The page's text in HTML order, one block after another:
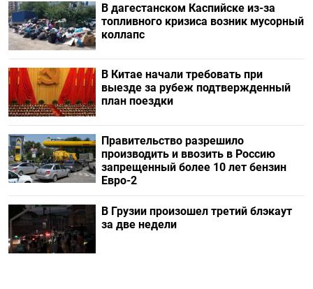
В дагестанском Каспийске из-за
топливного кризиса возник мусорный
коллапс
В Китае начали требовать при
выезде за рубеж подтвержденный
план поездки
Правительство разрешило
производить и ввозить в Россию
запрещенный более 10 лет бензин
Евро-2
В Грузии произошел третий блэкаут
за две недели